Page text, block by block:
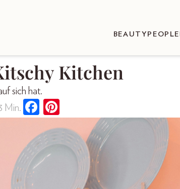
BEAUTY PEOPLE
Kitchen
sich hat.
Min.